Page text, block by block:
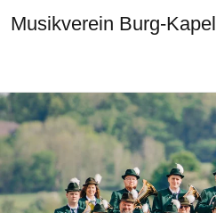
Musikverein Burg-